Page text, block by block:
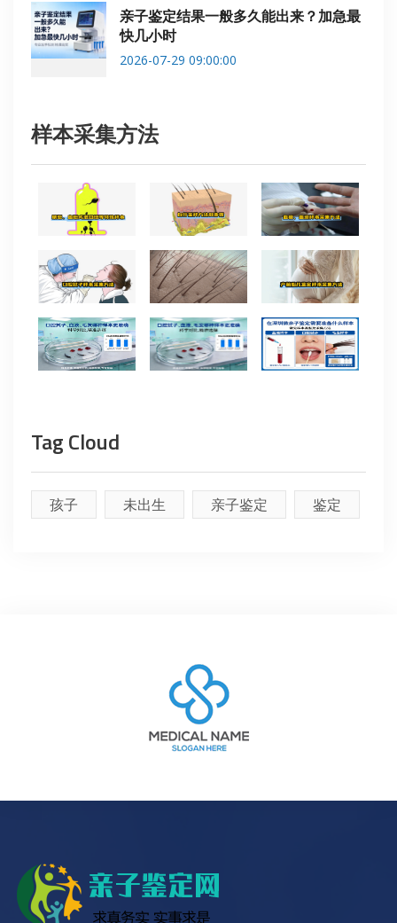
亲子鉴定结果一般多久能出来？加急最
快几小时
2026-07-29 09:00:00
样本采集方法
Tag Cloud
孩子 未出生 亲子鉴定 鉴定